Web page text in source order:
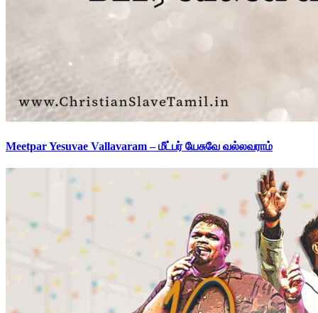
Meetpar Yesuvae Vallavaram – மீட்பர் யேசுவே வல்லவராம்